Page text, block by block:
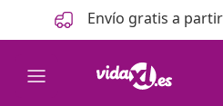
Anterior
Siguiente Envío gratis a